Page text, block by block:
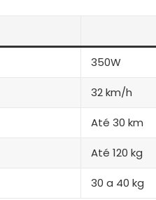
350W
32 km/h
Até 30 km
Até 120 kg
30 a 40 kg